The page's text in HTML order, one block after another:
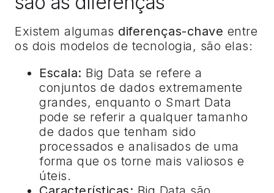
Existem algumas diferenças-chave entre
os dois modelos de tecnologia, são elas:
Escala: Big Data se refere a
conjuntos de dados extremamente
grandes, enquanto o Smart Data
pode se referir a qualquer tamanho
de dados que tenham sido
processados e analisados de uma
forma que os torne mais valiosos e
úteis.